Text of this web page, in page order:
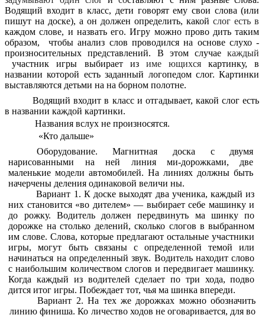
Водящий входит в класс, дети говорят ему свои слова (или
пишут на доске), а он должен определить, какойслог есть в
каждом слове, и назвать его. Игру можно прово дить таким
образом, чтобы анализ слов проводился на основе слухо -
произносительных представлений. В этом случаекаждый
участник игры выбирает из име ющихсякартинку, в
названии которой есть заданный логопедом слог. Картинки
выставляются детьми на на борном полотне.
Водящий входит в класс и отгадывает, какой слог есть
в названии каждой картинки.
Названия вслух не произносятся.
«Кто дальше»
Оборудование. Магнитная доска с двумя
нарисованными на ней линия ми-дорожками, две
маленькие модели автомобилей. На линиях должны быть
начерчены деления одинаковой величи ны.
Вариант 1. К доске выходят два ученика, каждый из
них становится «во дителем» — выбирает себе машинку и
до рожку. Водитель должен передвинуть ма шинку по
дорожке на столько делений, сколько слогов в выбранном
им слове. Слова, которые предлагают остальные участники
игры, могут быть связаны с определенной темой или
начинаться на определенный звук. Водитель находит слово
с наибольшим количеством слогов и передвигает машинку.
Когда каждый из водителей сделает по три хода, подво
дится итог игры. Побеждает тот, чья ма шинка впереди.
Вариант 2. На тех же дорожках можно обозначить
линию финиша. Ко личество ходов не оговаривается, для во